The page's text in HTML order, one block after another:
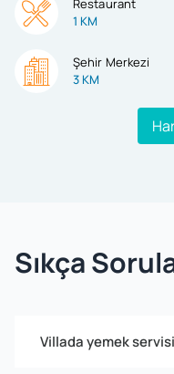
Restaurant
1 KM
Şehir Merkezi
3 KM
Sıkça
Villada yemek